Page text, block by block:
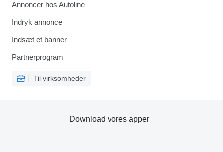
Annoncer hos Autoline
Indryk annonce
Indsæt et banner
Partnerprogram
Til virksomheder
Download vores apper